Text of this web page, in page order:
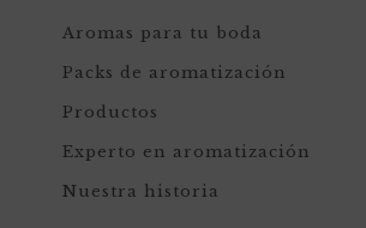
Aromas para tu boda
Packs de aromatización
Productos
Experto en aromatización
Nuestra historia